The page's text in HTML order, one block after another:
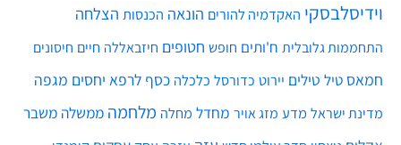
וידיסלבסקי האקדמיה להורים הונאה הכנסות הצלחה
התחממות גלובלית ח'ותים חופש חטופים חיזבאללה חיים חיסונים
חמאס טיל טילים יירוט כדורסל כלכלה כסף לרפא יחסים מגפה
מדינת ישראל מדע מזג אויר מחדל מחלה מלחמה ממשלה משבר